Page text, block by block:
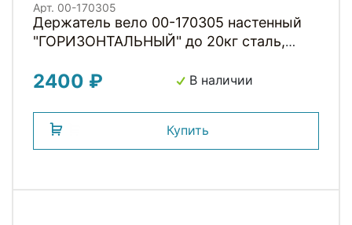
Арт. 00-170305
Держатель вело 00-170305 настенный
"ГОРИЗОНТАЛЬНЫЙ" до 20кг сталь,
покрыт. синий H040A HORST
2400 ₽ В наличии
Купить